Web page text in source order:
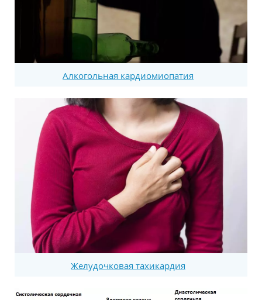
Алкогольная кардиомиопатия
Желудочковая тахикардия